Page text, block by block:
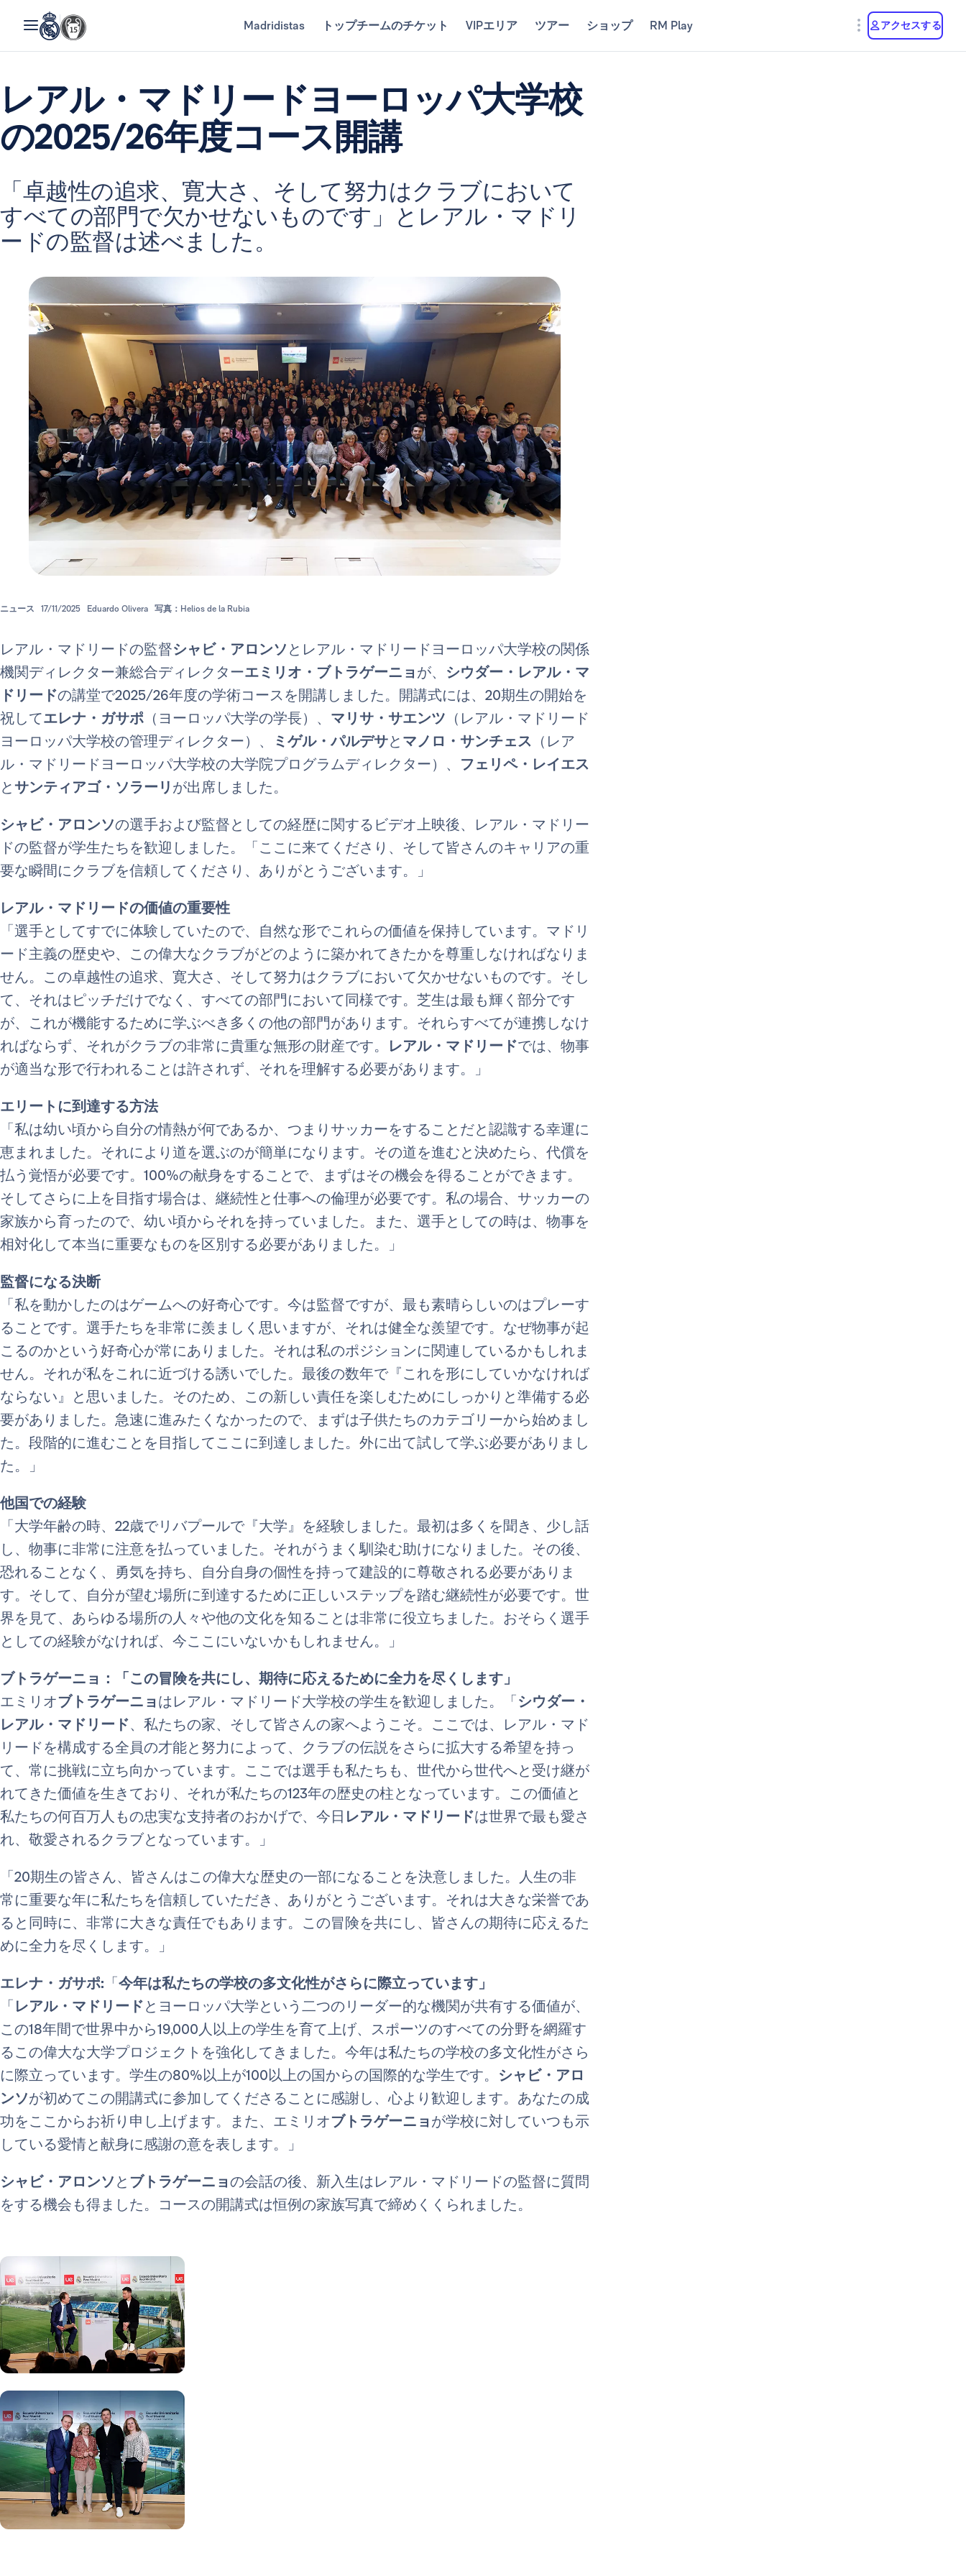
Madridistas トップチームのチケット VIPエリア ツアー ショップ RM Play アクセスする
レアル・マドリードヨーロッパ大学校
の2025/26年度コース開講
「卓越性の追求、寛大さ、そして努力はクラブにおいて
すべての部門で欠かせないものです」とレアル・マドリ
ードの監督は述べました。
ニュース 17/11/2025 Eduardo Olivera 写真：Helios de la Rubia
レアル・マドリードの監督シャビ・アロンソ とレアル・マドリードヨーロッパ大学校の関係
機関ディレクター兼総合ディレクターエミリオ・ブトラゲーニョ が、 シウダー・レアル・マ
ドリードの講堂で2025/26年度の学術コースを開講しました。開講式には、20期生の開始を
祝してエレナ・ガサポ （ヨーロッパ大学の学長）、 マリサ・サエンツ （レアル・マドリード
ヨーロッパ大学校の管理ディレクター）、
ミゲル・パルデサと マノロ・サンチェス （レア
ル・マドリードヨーロッパ大学校の大学院プログラムディレクター）、 フェリペ・レイエス
とサンティアゴ・ソラーリ が出席しました。
シャビ・アロンソの選手および監督としての経歴に関するビデオ上映後、レアル・マドリー
ドの監督が学生たちを歓迎しました。「ここに来てくださり、そして皆さんのキャリアの重
要な瞬間にクラブを信頼してくださり、ありがとうございます。」
レアル・マドリードの価値の重要性
「選手としてすでに体験していたので、自然な形でこれらの価値を保持しています。マドリ
ード主義の歴史や、この偉大なクラブがどのように築かれてきたかを尊重しなければなりま
せん。この卓越性の追求、寛大さ、そして努力はクラブにおいて欠かせないものです。そし
て、それはピッチだけでなく、すべての部門において同様です。芝生は最も輝く部分です
が、これが機能するために学ぶべき多くの他の部門があります。それらすべてが連携しなけ
ればならず、それがクラブの非常に貴重な無形の財産です。
レアル・マドリードでは、物事
が適当な形で行われることは許されず、それを理解する必要があります。」
エリートに到達する方法
「私は幼い頃から自分の情熱が何であるか、つまりサッカーをすることだと認識する幸運に
恵まれました。それにより道を選ぶのが簡単になります。その道を進むと決めたら、代償を
払う覚悟が必要です。100%の献身をすることで、まずはその機会を得ることができます。
そしてさらに上を目指す場合は、継続性と仕事への倫理が必要です。私の場合、サッカーの
家族から育ったので、幼い頃からそれを持っていました。また、選手としての時は、物事を
相対化して本当に重要なものを区別する必要がありました。」
監督になる決断
「私を動かしたのはゲームへの好奇心です。今は監督ですが、最も素晴らしいのはプレーす
ることです。選手たちを非常に羨ましく思いますが、それは健全な羨望です。なぜ物事が起
こるのかという好奇心が常にありました。それは私のポジションに関連しているかもしれま
せん。それが私をこれに近づける誘いでした。最後の数年で『これを形にしていかなければ
ならない』と思いました。そのため、この新しい責任を楽しむためにしっかりと準備する必
要がありました。急速に進みたくなかったので、まずは子供たちのカテゴリーから始めまし
た。段階的に進むことを目指してここに到達しました。外に出て試して学ぶ必要がありまし
た。」
他国での経験
「大学年齢の時、22歳でリバプールで『大学』を経験しました。最初は多くを聞き、少し話
し、物事に非常に注意を払っていました。それがうまく馴染む助けになりました。その後、
恐れることなく、勇気を持ち、自分自身の個性を持って建設的に尊敬される必要がありま
す。そして、自分が望む場所に到達するために正しいステップを踏む継続性が必要です。世
界を見て、あらゆる場所の人々や他の文化を知ることは非常に役立ちました。おそらく選手
としての経験がなければ、今ここにいないかもしれません。」
ブトラゲーニョ：「この冒険を共にし、期待に応えるために全力を尽くします」
エミリオブトラゲーニョ はレアル・マドリード大学校の学生を歓迎しました。「シウダー・
レアル・マドリード、私たちの家、そして皆さんの家へようこそ。ここでは、レアル・マド
リードを構成する全員の才能と努力によって、クラブの伝説をさらに拡大する希望を持っ
て、常に挑戦に立ち向かっています。ここでは選手も私たちも、世代から世代へと受け継が
れてきた価値を生きており、それが私たちの123年の歴史の柱となっています。この価値と
私たちの何百万人もの忠実な支持者のおかげで、今日 レアル・マドリードは世界で最も愛さ
れ、敬愛されるクラブとなっています。」
「20期生の皆さん、皆さんはこの偉大な歴史の一部になることを決意しました。人生の非
常に重要な年に私たちを信頼していただき、ありがとうございます。それは大きな栄誉であ
ると同時に、非常に大きな責任でもあります。この冒険を共にし、皆さんの期待に応えるた
めに全力を尽くします。」
エレナ・ガサポ: 「今年は私たちの学校の多文化性がさらに際立っています」
「 レアル・マドリードとヨーロッパ大学という二つのリーダー的な機関が共有する価値が、
この18年間で世界中から19,000人以上の学生を育て上げ、スポーツのすべての分野を網羅す
るこの偉大な大学プロジェクトを強化してきました。今年は私たちの学校の多文化性がさら
に際立っています。学生の80%以上が100以上の国からの国際的な学生です。 シャビ・アロ
ンソが初めてこの開講式に参加してくださることに感謝し、心より歓迎します。あなたの成
功をここからお祈り申し上げます。また、エミリオブトラゲーニョ が学校に対していつも示
している愛情と献身に感謝の意を表します。」
シャビ・アロンソ と ブトラゲーニョの会話の後、新入生はレアル・マドリードの監督に質問
をする機会も得ました。コースの開講式は恒例の家族写真で締めくくられました。